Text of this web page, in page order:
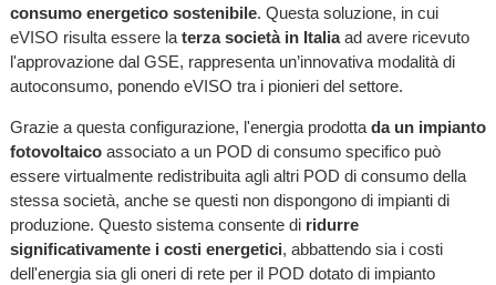
consumo energetico sostenibile. Questa soluzione, in cui
eVISO risulta essere la terza società in Italiaad avere ricevuto
l'approvazione dal GSE, rappresenta un’innovativa modalità di
autoconsumo, ponendo eVISO tra i pionieri del settore.
Grazie a questa configurazione, l'energia prodotta da un impianto
fotovoltaico associato a un POD di consumo specifico può
essere virtualmente redistribuita agli altri POD di consumo della
stessa società, anche se questi non dispongono di impianti di
produzione. Questo sistema consente di ridurre
significativamente i costi energetici, abbattendo sia i costi
dell'energia sia gli oneri di rete per il POD dotato di impianto